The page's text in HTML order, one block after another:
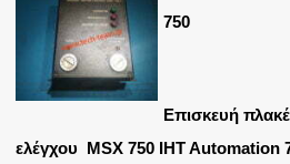
750
Επισκευή
ελέγχου MSX 750 IHT Automation